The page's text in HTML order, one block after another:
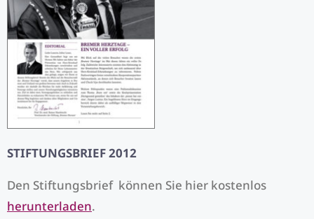
STIFTUNGSBRIEF 2012
Den Stiftungsbrief können Sie hier kostenlos
herunterladen.